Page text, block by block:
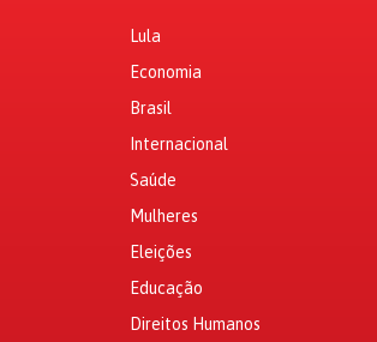
Lula
Economia
Brasil
Internacional
Saúde
Mulheres
Eleições
Educação
Direitos Humanos